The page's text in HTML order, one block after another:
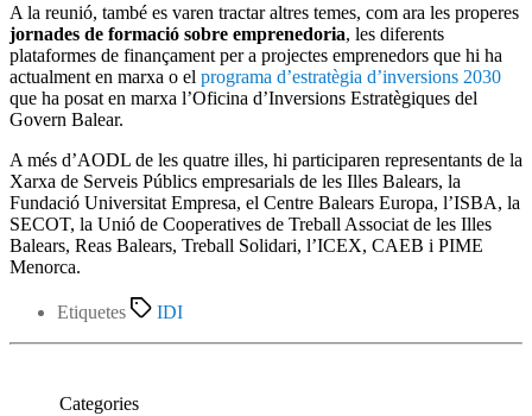
A la reunió, també es varen tractar altres temes, com ara les properes
jornades de formació sobre emprenedoria, les diferents
plataformes de finançament per a projectes emprenedors que hi ha
actualment en marxa o el programa d’estratègia d’inversions 2030
que ha posat en marxa l’Oficina d’Inversions Estratègiques del
Govern Balear.
A més d’AODL de les quatre illes, hi participaren representants de la
Xarxa de Serveis Públics empresarials de les Illes Balears, la
Fundació Universitat Empresa, el Centre Balears Europa, l’ISBA, la
SECOT, la Unió de Cooperatives de Treball Associat de les Illes
Balears, Reas Balears, Treball Solidari, l’ICEX, CAEB i PIME
Menorca.
Etiquetes IDI
Categories